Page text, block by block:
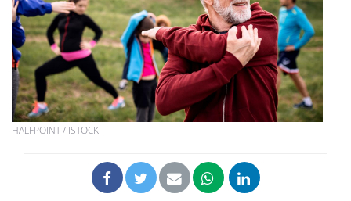
HALFPOINT / ISTOCK